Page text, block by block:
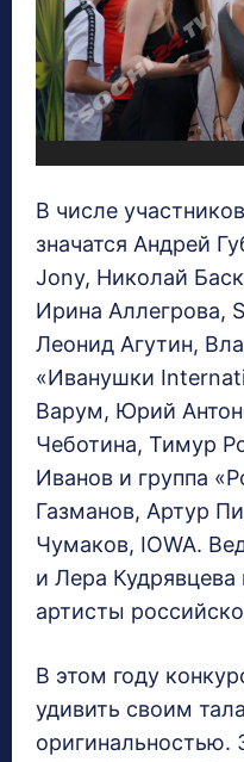
В числе
значатся Андрей
Jony, Николай
Ирина Аллегрова,
Леонид Агутин,
«Иванушки
Варум, Юрий
Чеботина, Тимур
Иванов и группа
Газманов, Артур
Чумаков, IOWA.
и Лера
артисты
В этом году
удивить своим
оригинальностью.